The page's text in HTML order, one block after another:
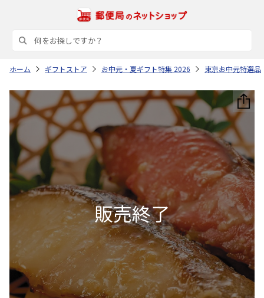
ホーム ギフトストア お中元・夏ギフト特集 2026 東京お中元特選品